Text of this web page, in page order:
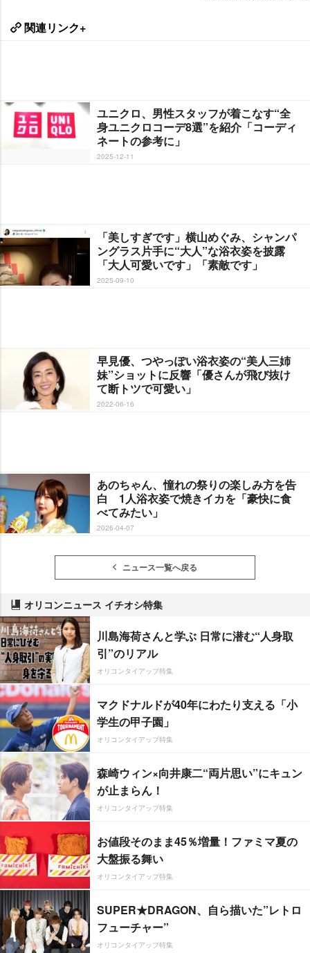
関連リンク+
ユニクロ、男性スタッフが着こなす“全
身ユニクロコーデ8選”を紹介「コーディ
ネートの参考に」
2025-12-11
「美しすぎです」横山めぐみ、シャンパ
ングラス片手に“大人”な浴衣姿を披露
「大人可愛いです」「素敵です」
2025-09-10
早見優、つやっぽい浴衣姿の“美人三姉
妹”ショットに反響「優さんが飛び抜け
て断トツで可愛い」
2022-06-16
あのちゃん、憧れの祭りの楽しみ方を告
白 1人浴衣姿で焼きイカを「豪快に食
べてみたい」
2026-04-07
ニュース一覧へ戻る
オリコンニュース イチオシ特集
川島海荷さんと学ぶ 日常に潜む“人身取
引”のリアル
オリコンタイアップ特集
マクドナルドが40年にわたり支える「小
学生の甲子園」
オリコンタイアップ特集
森崎ウィン×向井康二“両片思い”にキュン
が止まらん！
オリコンタイアップ特集
お値段そのまま45％増量！ファミマ夏の
大盤振る舞い
オリコンタイアップ特集
SUPER★DRAGON、自ら描いた”レトロ
フューチャー”
オリコンタイアップ特集